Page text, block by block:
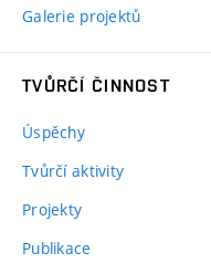
Galerie projektů
TVŮRČÍ ČINNOST
Úspěchy
Tvůrčí aktivity
Projekty
Publikace